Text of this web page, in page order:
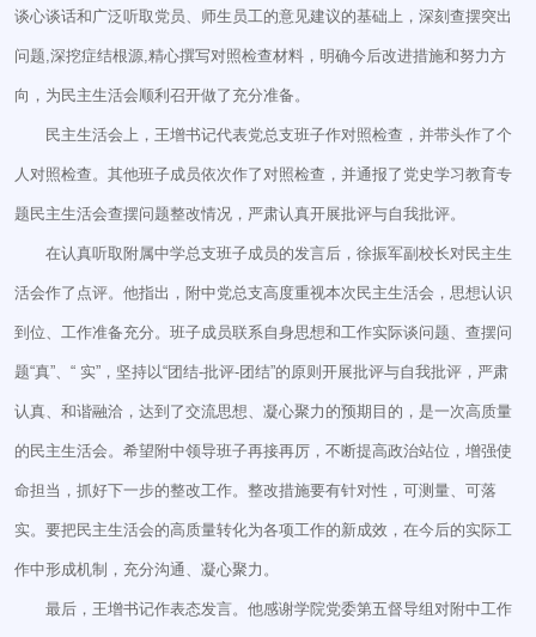
谈心谈话和广泛听取党员、师生员工的意见建议的基础上，深刻查摆突出
问题,深挖症结根源,精心撰写对照检查材料，明确今后改进措施和努力方
向，为民主生活会顺利召开做了充分准备。
民主生活会上，王增书记代表党总支班子作对照检查，并带头作了个
人对照检查。其他班子成员依次作了对照检查，并通报了党史学习教育专
题民主生活会查摆问题整改情况，严肃认真开展批评与自我批评。
在认真听取附属中学总支班子成员的发言后，徐振军副校长对民主生
活会作了点评。他指出，附中党总支高度重视本次民主生活会，思想认识
到位、工作准备充分。班子成员联系自身思想和工作实际谈问题、查摆问
题“真”、“ 实”，坚持以“团结-批评-团结”的原则开展批评与自我批评，严肃
认真、和谐融洽，达到了交流思想、凝心聚力的预期目的，是一次高质量
的民主生活会。希望附中领导班子再接再厉，不断提高政治站位，增强使
命担当，抓好下一步的整改工作。整改措施要有针对性，可测量、可落
实。要把民主生活会的高质量转化为各项工作的新成效，在今后的实际工
作中形成机制，充分沟通、凝心聚力。
最后，王增书记作表态发言。他感谢学院党委第五督导组对附中工作